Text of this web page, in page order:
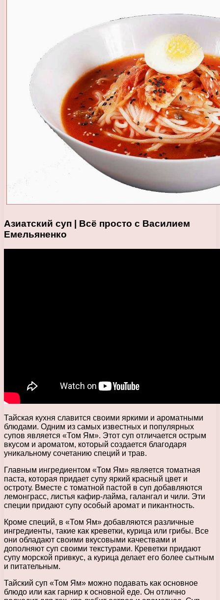
Азиатский суп | Всё просто с Василием
Емельяненко
Тайская кухня славится своими яркими и ароматными
блюдами. Одним из самых известных и популярных
супов является «Том Ям». Этот суп отличается острым
вкусом и ароматом, который создается благодаря
уникальному сочетанию специй и трав.
Главным ингредиентом «Том Ям» является томатная
паста, которая придает супу яркий красный цвет и
остроту. Вместе с томатной пастой в суп добавляются
лемонграсс, листья кафир-лайма, галангал и чили. Эти
специи придают супу особый аромат и пикантность.
Кроме специй, в «Том Ям» добавляются различные
ингредиенты, такие как креветки, курица или грибы. Все
они обладают своими вкусовыми качествами и
дополняют суп своими текстурами. Креветки придают
супу морской привкус, а курица делает его более сытным
и питательным.
Тайский суп «Том Ям» можно подавать как основное
блюдо или как гарнир к основной еде. Он отлично